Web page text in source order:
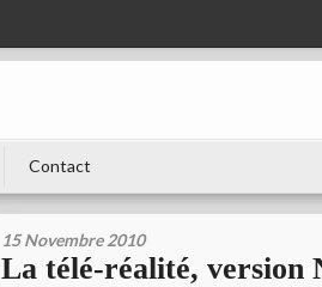
Contact
15 Novembre 2010
La télé-réalité, version